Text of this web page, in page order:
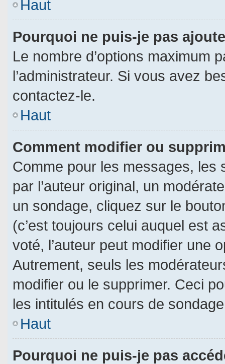
Haut
Pourquoi ne puis-je pas
Le nombre d’options maximum
l’administrateur. Si vous avez
contactez-le.
Haut
Comment modifier ou
Comme pour les messages, les
par l’auteur original, un
un sondage, cliquez sur le
(c’est toujours celui auquel est
voté, l’auteur peut modifier une
Autrement, seuls les
modifier ou le supprimer. Ceci
les intitulés en cours de
Haut
Pourquoi ne puis-je pas